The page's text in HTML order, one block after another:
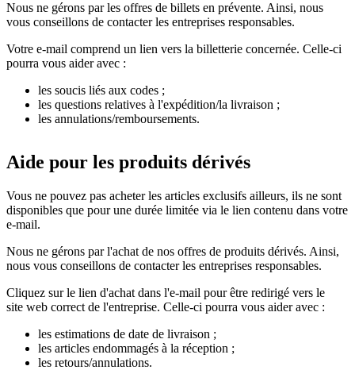
Nous ne gérons par les offres de billets en prévente. Ainsi, nous
vous conseillons de contacter les entreprises responsables.
Votre e-mail comprend un lien vers la billetterie concernée. Celle-ci
pourra vous aider avec :
les soucis liés aux codes ;
les questions relatives à l'expédition/la livraison ;
les annulations/remboursements.
Aide pour les produits dérivés
Vous ne pouvez pas acheter les articles exclusifs ailleurs, ils ne sont
disponibles que pour une durée limitée via le lien contenu dans votre
e-mail.
Nous ne gérons par l'achat de nos offres de produits dérivés. Ainsi,
nous vous conseillons de contacter les entreprises responsables.
Cliquez sur le lien d'achat dans l'e-mail pour être redirigé vers le
site web correct de l'entreprise. Celle-ci pourra vous aider avec :
les estimations de date de livraison ;
les articles endommagés à la réception ;
les retours/annulations.